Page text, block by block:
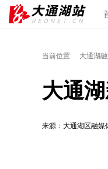
当前位置: 大通湖
大通
来源：大通湖区融媒